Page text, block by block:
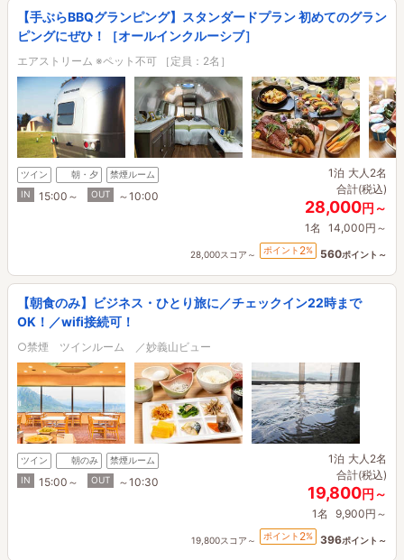
【手ぶらBBQグランピング】スタンダードプラン 初めてのグラン
ピングにぜひ！［オールインクルーシブ］
エアストリーム ※ペット不可 ［定員：2名］
ツイン 朝・夕
禁煙ルーム
IN
15:00～ OUT ～10:00
1泊 大人2名
合計(税込)
28,000円～
1名 14,000円～
28,000スコア～ ポイント 2% 560ポイント～
【朝食のみ】ビジネス・ひとり旅に／チェックイン22時まで
OK！／wifi接続可！
○禁煙 ツインルーム ／妙義山ビュー
ツイン 朝のみ
禁煙ルーム
IN
15:00～ OUT ～10:30
1泊 大人2名
合計(税込)
19,800円～
1名 9,900円～
19,800スコア～ ポイント 2% 396ポイント～